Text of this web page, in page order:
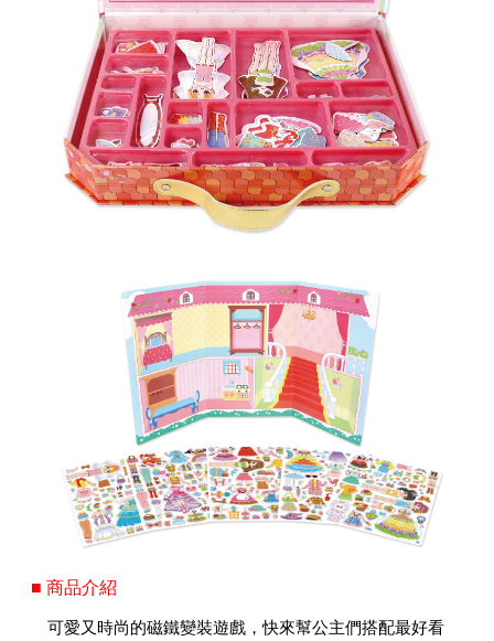
■ 商品介紹
可愛又時尚的磁鐵變裝遊戲，快來幫公主們搭配最好看